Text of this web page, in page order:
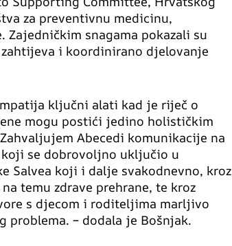
za preventivnu medicinu,
snagama pokazali su
i koordinirano djelovanje
ključni alati kad je riječ o
mogu postići jedino holističkim
Abecedi komunikacije na
se dobrovoljno uključio u
Salvea koji i dalje svakodnevno, kroz
temu zdrave prehrane, te kroz
s djecom i roditeljima marljivo
– dodala je Bošnjak.